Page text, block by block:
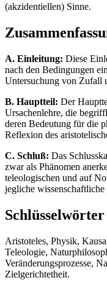
(akzidentiellen) Sinne.
A. Einleitung: Diese
nach den Bedingungen
Untersuchung von Zufall
B. Hauptteil: Der
Ursachenlehre, die
deren Bedeutung für die
Reflexion des
C. Schluß: Das
zwar als Phänomen
teleologischen und auf
jegliche
Schlüsselwörter
Aristoteles, Physik,
Teleologie,
Veränderungsprozesse,
Zielgerichtetheit.